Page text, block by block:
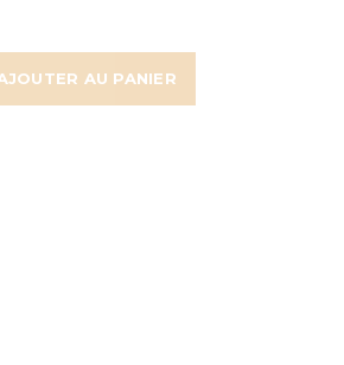
AU PANIER